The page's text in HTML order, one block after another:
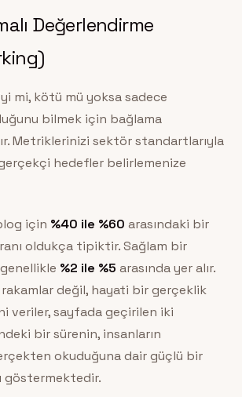
Değerlendirme
iyi mi, kötü mü yoksa sadece
bilmek için bağlama
Metriklerinizi sektör standartlarıyla
gerçekçi hedefler belirlemenize
için %40 ile %60 arasındaki bir
oldukça tipiktir. Sağlam bir
%2 ile %5 arasında yer alır.
değil, hayati bir gerçeklik
veriler, sayfada geçirilen iki
bir sürenin, insanların
okuduğuna dair güçlü bir
göstermektedir.